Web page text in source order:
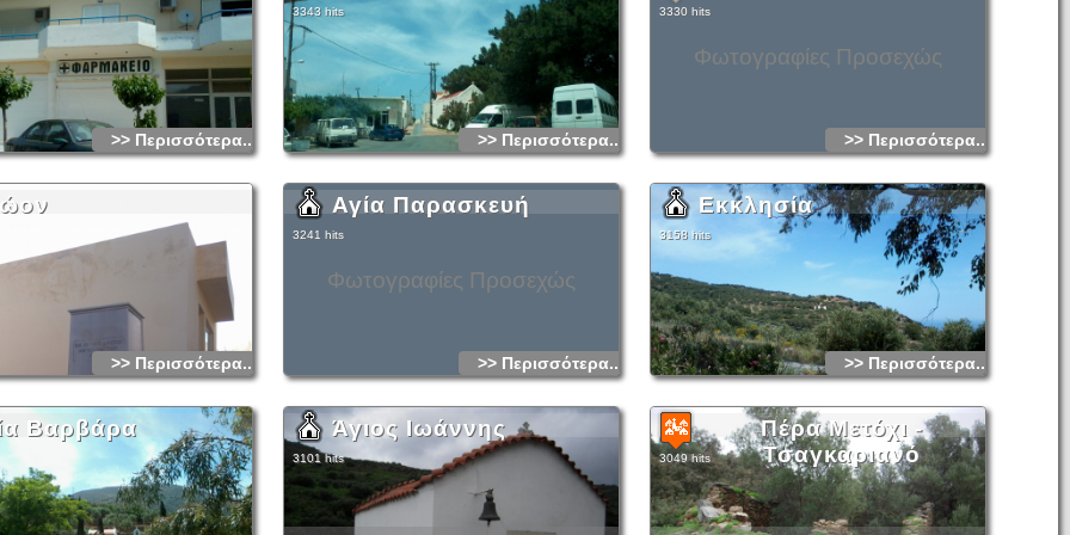
>> Περισσότερα...
3343 hits
>> Περισσότερα...
Φωτογραφίες Προσεχώς
3330 hits
>> Περισσότερα...
>> Περισσότερα...
Φωτογραφίες Προσεχώς
Αγία Παρασκευή
3241 hits
>> Περισσότερα...
Εκκλησία
3158 hits
>> Περισσότερα...
Βαρβάρα Άγιος Ιωάννης
3101 hits
Πέρα Μετόχι -
Τσαγκαριανό
3049 hits